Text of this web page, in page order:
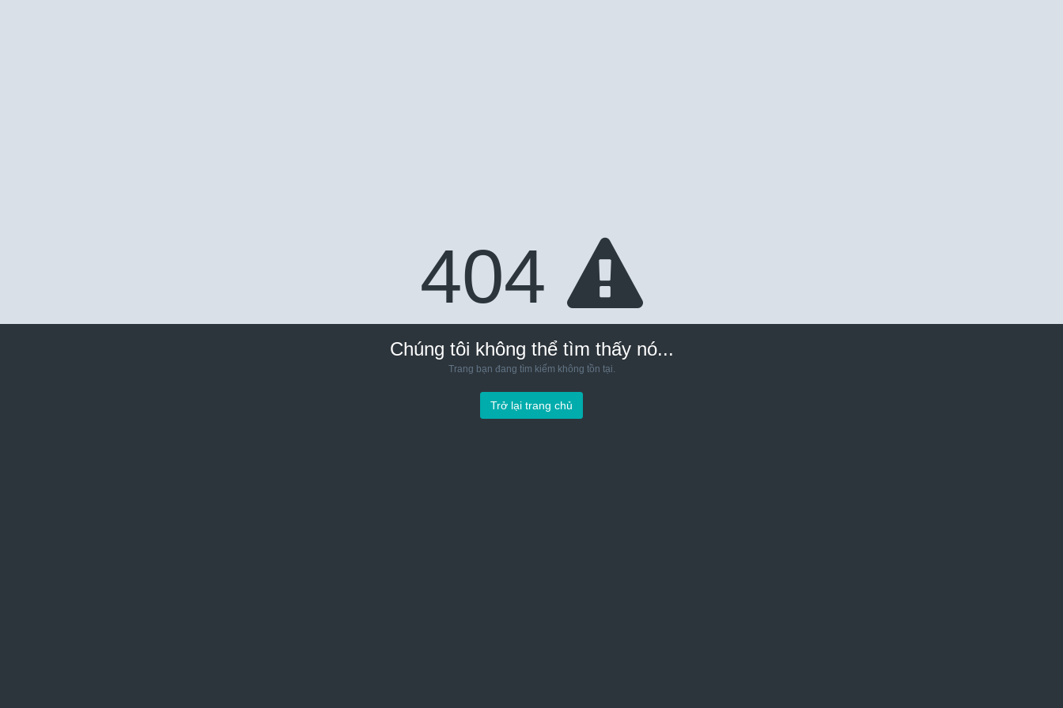
404
Chúng tôi không thể tìm thấy nó...
Trang bạn đang tìm kiếm không tồn tại.
Trở lại trang chủ